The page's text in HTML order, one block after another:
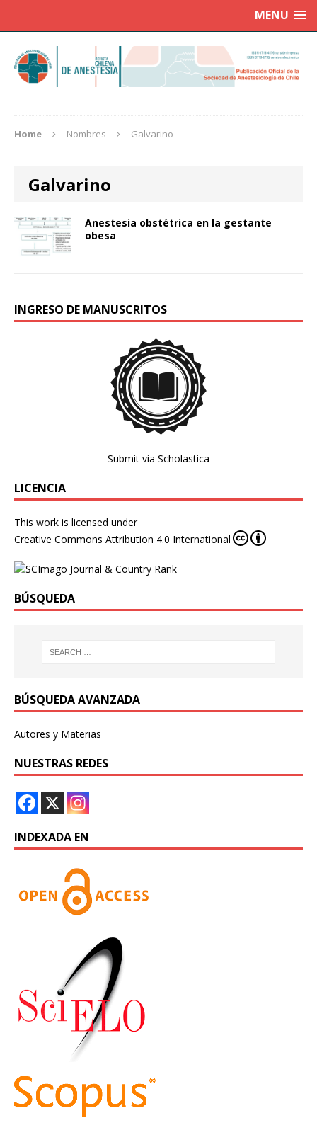
MENU
Home Nombres Galvarino
Galvarino
Anestesia obstétrica en la gestante
obesa
INGRESO DE MANUSCRITOS
Submit via Scholastica
LICENCIA
This work is licensed under
Creative Commons Attribution 4.0 International
BÚSQUEDA
BÚSQUEDA AVANZADA
Autores y Materias
NUESTRAS REDES
INDEXADA EN